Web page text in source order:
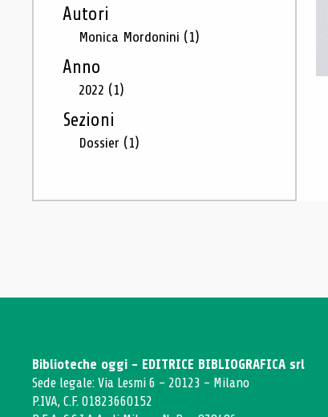
Autori
Monica Mordonini (1)
Anno
2022 (1)
Sezioni
Dossier (1)
Biblioteche oggi - EDITRICE BIBLIOGRAFICA srl
Sede legale: Via Lesmi 6 - 20123 - Milano
P.IVA, C.F. 01823660152